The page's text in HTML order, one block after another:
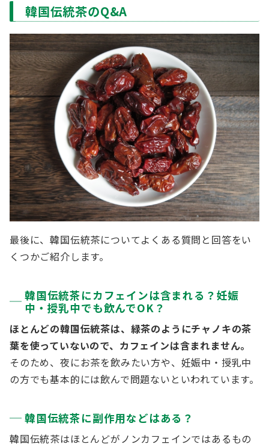
韓国伝統茶のQ&A
最後に、韓国伝統茶についてよくある質問と回答をい
くつかご紹介します。
韓国伝統茶にカフェインは含まれる？妊娠
中・授乳中でも飲んでOK？
ほとんどの韓国伝統茶は、緑茶のようにチャノキの茶
葉を使っていないので、カフェインは含まれません。
そのため、夜にお茶を飲みたい方や、妊娠中・授乳中
の方でも基本的には飲んで問題ないといわれています。
韓国伝統茶に副作用などはある？
韓国伝統茶はほとんどがノンカフェインではあるもの